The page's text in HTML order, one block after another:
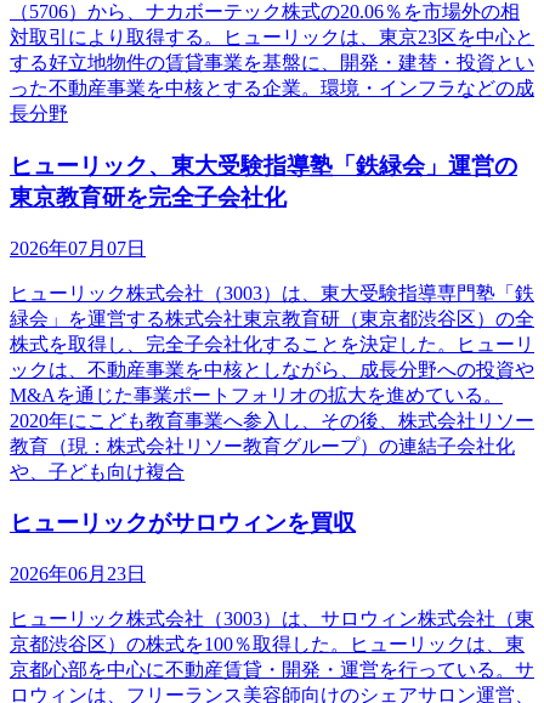
（5706）から、ナカボーテック株式の20.06％を市場外の相
対取引により取得する。ヒューリックは、東京23区を中心と
する好立地物件の賃貸事業を基盤に、開発・建替・投資とい
った不動産事業を中核とする企業。環境・インフラなどの成
長分野
ヒューリック、東大受験指導塾「鉄緑会」運営の
東京教育研を完全子会社化
2026年07月07日
ヒューリック株式会社（3003）は、東大受験指導専門塾「鉄
緑会」を運営する株式会社東京教育研（東京都渋谷区）の全
株式を取得し、完全子会社化することを決定した。ヒューリ
ックは、不動産事業を中核としながら、成長分野への投資や
M&Aを通じた事業ポートフォリオの拡大を進めている。
2020年にこども教育事業へ参入し、その後、株式会社リソー
教育（現：株式会社リソー教育グループ）の連結子会社化
や、子ども向け複合
ヒューリックがサロウィンを買収
2026年06月23日
ヒューリック株式会社（3003）は、サロウィン株式会社（東
京都渋谷区）の株式を100％取得した。ヒューリックは、東
京都心部を中心に不動産賃貸・開発・運営を行っている。サ
ロウィンは、フリーランス美容師向けのシェアサロン運営、